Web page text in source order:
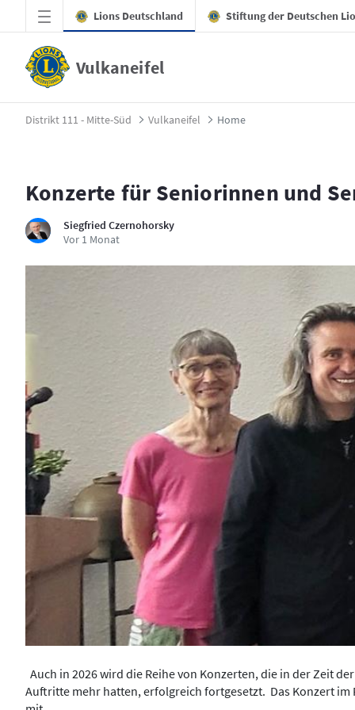
Zum Hauptinhalt springen
Lions Deutschland Stiftung der Deutschen
Vulkaneifel
Home - Vulkaneifel
Distrikt 111 - Mitte-Süd Vulkaneifel Home
Konzerte für Seniorinnen und
Siegfried Czernohorsky
Publikationsdatum
Vor 1 Monat
Auch in 2026 wird die Reihe von Konzerten, die in der Zeit
Auftritte mehr hatten, erfolgreich fortgesetzt. Das Konzert im